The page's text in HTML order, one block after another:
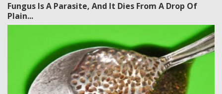
Fungus Is A Parasite, And It Dies From A Drop Of
Plain...